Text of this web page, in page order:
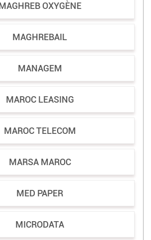
OXYGÈNE
MAGHREBAIL
MANAGEM
MAROC LEASING
MAROC TELECOM
MARSA MAROC
MED PAPER
MICRODATA